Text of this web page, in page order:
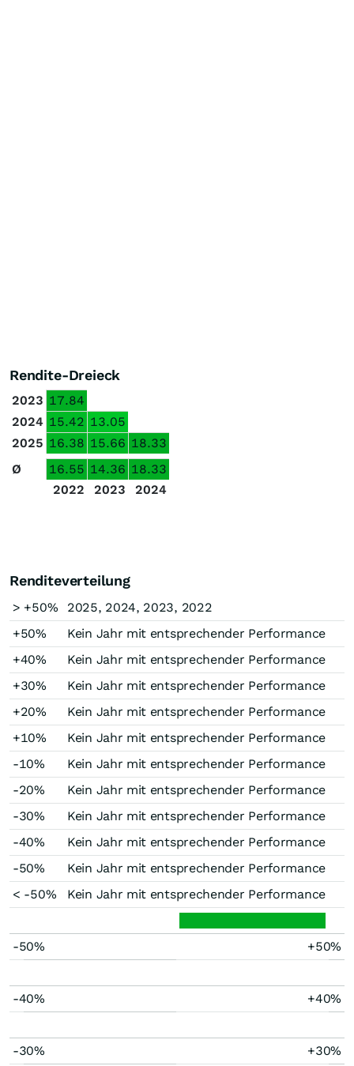
Rendite-Dreieck
2023 17.84
2024 15.42 13.05
2025 16.38 15.66 18.33
Ø
16.55 14.36 18.33
2022
2023 2024
Renditeverteilung
> +50%
2025, 2024, 2023, 2022
+50%
Kein Jahr mit entsprechender Performance
+40%
Kein Jahr mit entsprechender Performance
+30%
Kein Jahr mit entsprechender Performance
+20%
Kein Jahr mit entsprechender Performance
+10%
Kein Jahr mit entsprechender Performance
-10%
Kein Jahr mit entsprechender Performance
-20%
Kein Jahr mit entsprechender Performance
-30%
Kein Jahr mit entsprechender Performance
-40%
Kein Jahr mit entsprechender Performance
-50%
Kein Jahr mit entsprechender Performance
< -50%
Kein Jahr mit entsprechender Performance
-50% +50%
-40% +40%
-30% +30%